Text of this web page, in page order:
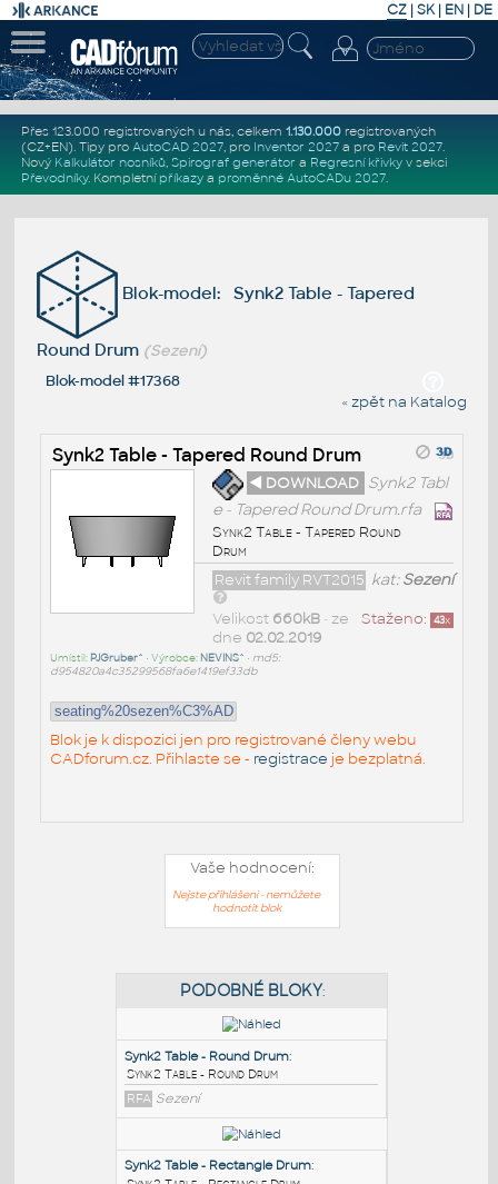
CZ | SK| EN | DE
Přes 123.000 registrovaných u nás, celkem 1.130.000registrovaných
(CZ+EN). Tipy pro AutoCAD 2027, pro Inventor 2027a pro Revit 2027.
Nový Kalkulátor nosníků, Spirograf generátor a Regresní křivkyv sekci
Převodníky. Kompletní příkazya proměnné AutoCADu 2027.
Blok-model: Synk2 Table - Tapered
Round Drum (Sezení)
Blok-model #17368
« zpět na Katalog
Synk2 Table - Tapered Round Drum
◄ DOWNLOAD Synk2 Tabl
e - Tapered Round Drum.rfa
Synk2 Table - Tapered Round
Drum
kat:Sezení
Revit family RVT2015
Staženo: 43x
Velikost 660kB• ze
dne 02.02.2019
Umístil: PJGruber^ • Výrobce: NEVINS^ • md5:
d954820a4c35299568fa6e1419ef33db
seating%20sezen%C3%AD
Blok je k dispozici jen pro registrované členy webu
CADforum.cz. Přihlaste se - registrace je bezplatná.
Vaše hodnocení:
Nejste přihlášeni - nemůžete
hodnotit blok
PODOBNÉ BLOKY